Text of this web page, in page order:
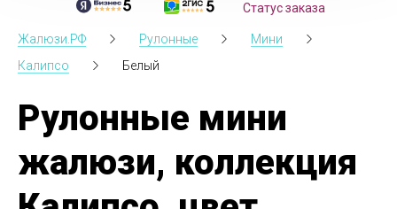
Статус заказа
Жалюзи.РФ Рулонные
Мини
Калипсо
Белый
Рулонные мини
жалюзи, коллекция